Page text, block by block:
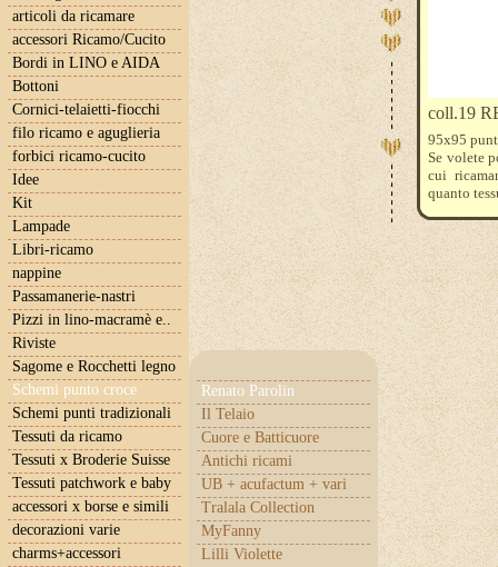
articoli da ricamare
accessori Ricamo/Cucito
Bordi in LINO e AIDA
Bottoni
Cornici-telaietti-fiocchi
filo ricamo e aguglieria
forbici ricamo-cucito
Idee
Kit
Lampade
Libri-ricamo
nappine
Passamanerie-nastri
Pizzi in lino-macramè e..
Riviste
Sagome e Rocchetti legno
Schemi punto croce
Renato Parolin
Il Telaio
Cuore e Batticuore
Antichi ricami
UB + acufactum + vari
Tralala Collection
MyFanny
Lilli Violette
Schemi punti tradizionali
Tessuti da ricamo
Tessuti x Broderie Suisse
Tessuti patchwork e baby
accessori x borse e simili
decorazioni varie
charms+accessori
coll.19
95x95
Se volete
cui
quanto